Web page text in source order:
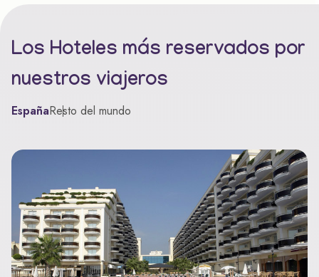
Los Hoteles más reservados por
nuestros viajeros
EspañaResto del mundo